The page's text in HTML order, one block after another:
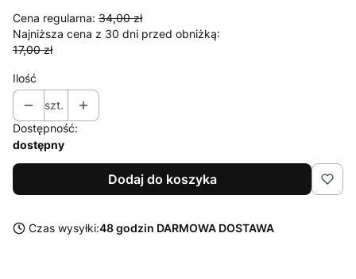
Cena regularna: 34,00 zł
Najniższa cena z 30 dni przed obniżką:
17,00 zł
Ilość
szt.
Dostępność:
dostępny
Dodaj do koszyka
Czas wysyłki:48 godzin DARMOWA DOSTAWA